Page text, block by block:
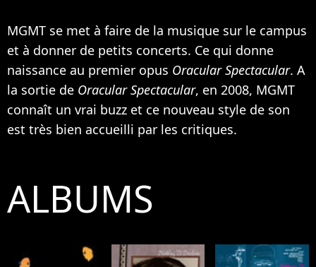
MGMT se met à faire de la musique sur le campus
et à donner de petits concerts. Ce qui donne
naissance au premier opus Oracular Spectacular. A
la sortie de Oracular Spectacular, en 2008, MGMT
connaît un vrai buzz et ce nouveau style de son
est très bien accueilli par les critiques.
ALBUMS